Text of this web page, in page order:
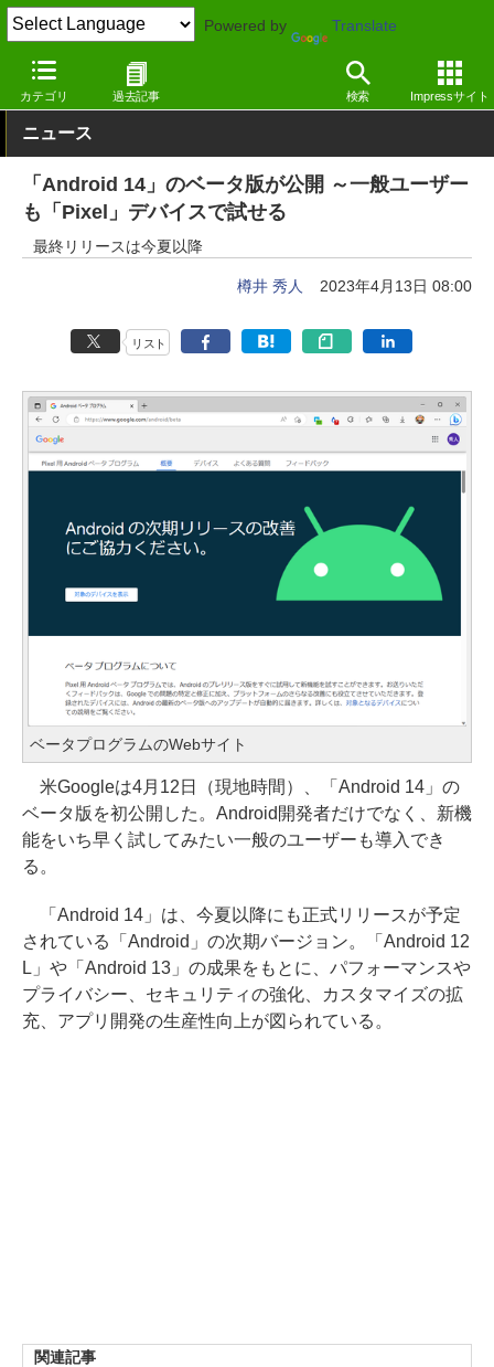
Powered by Translate
カテゴリ 過去記事 検索 Impressサイト
窓の杜 システム・ファイル Android
ニュース
「Android 14」のベータ版が公開 ～一般ユーザー
も「Pixel」デバイスで試せる
最終リリースは今夏以降
樽井 秀人 2023年4月13日 08:00
リスト
ベータプログラムのWebサイト
米Googleは4月12日（現地時間）、「Android 14」の
ベータ版を初公開した。Android開発者だけでなく、新機
能をいち早く試してみたい一般のユーザーも導入でき
る。
「Android 14」は、今夏以降にも正式リリースが予定
されている「Android」の次期バージョン。「Android 12
L」や「Android 13」の成果をもとに、パフォーマンスや
プライバシー、セキュリティの強化、カスタマイズの拡
充、アプリ開発の生産性向上が図られている。
関連記事